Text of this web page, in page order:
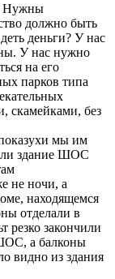
Нужны
должно быть
деньги? У нас
У нас нужно
на его
парков типа
скамейками, без
мы им
здание ШОС
не ночи, а
находящемся
отделали в
резко закончили
а балконы
видно из здания